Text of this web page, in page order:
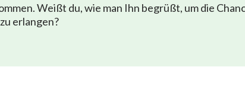
Weißt du, wie man Ihn begrüßt, um die
zu erlangen?